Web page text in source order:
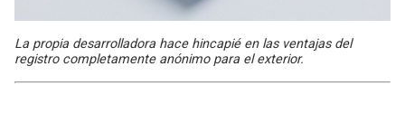
La propia desarrolladora hace hincapié en las ventajas del
registro completamente anónimo para el exterior.